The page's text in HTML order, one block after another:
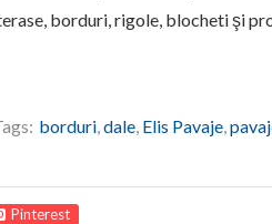
borduri, rigole, blocheti şi
borduri,dale, Elis Pavaje,
Pinterest